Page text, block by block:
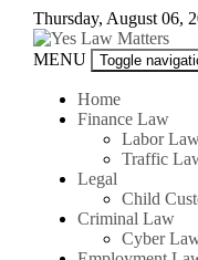
Skip
content
Thursday, August 06,
Yes
Matters
MENU Toggle
Home
Finance Law
Labor
Traffic
Legal
Child
Criminal Law
Cyber